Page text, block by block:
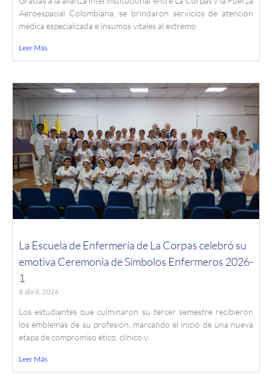
Aeroespacial Colombiana, se brindaron servicios de atención
médica especializada e insumos vitales al extremo
Leer Más
La Escuela de Enfermería de La Corpas celebró su
emotiva Ceremonia de Símbolos Enfermeros 2026-
1
8 abril, 2026
Los estudiantes que culminaron su tercer semestre recibieron
los emblemas de su profesión, marcando el inicio de una nueva
etapa de compromiso ético, clínico y
Leer Más